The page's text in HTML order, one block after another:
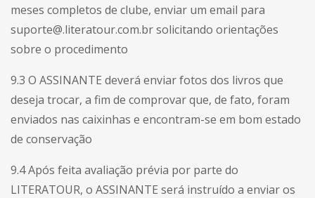
meses completos de clube, enviar um email para
suporte@.literatour.com.br solicitando orientações
sobre o procedimento
9.3 O ASSINANTE deverá enviar fotos dos livros que
deseja trocar, a fim de comprovar que, de fato, foram
enviados nas caixinhas e encontram-se em bom estado
de conservação
9.4 Após feita avaliação prévia por parte do
LITERATOUR, o ASSINANTE será instruído a enviar os